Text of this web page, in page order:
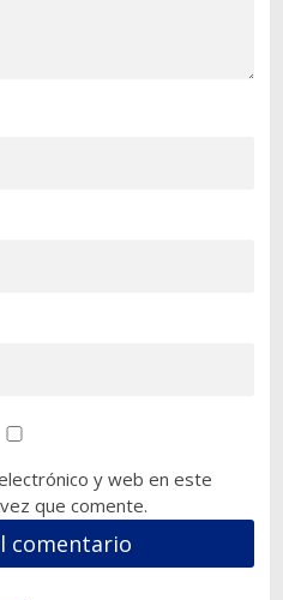
y web en este
que comente.